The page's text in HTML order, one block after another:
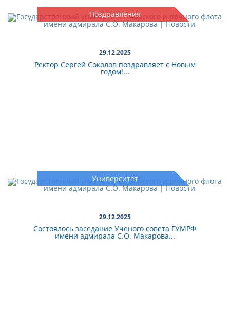
Поздравления
29.12.2025
Ректор Сергей Соколов поздравляет с Новым
годом!...
Университет
29.12.2025
Состоялось заседание Ученого совета ГУМРФ
имени адмирала С.О. Макарова...